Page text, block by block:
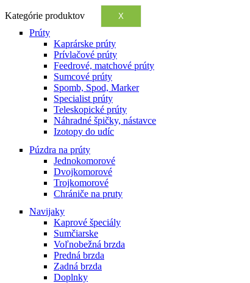
Kategórie produktov X
Prúty
Kaprárske prúty
Prívlačové prúty
Feedrové, matchové prúty
Sumcové prúty
Spomb, Spod, Marker
Specialist prúty
Teleskopické prúty
Náhradné špičky, nástavce
Izotopy do udíc
Púzdra na prúty
Jednokomorové
Dvojkomorové
Trojkomorové
Chrániče na pruty
Navijaky
Kaprové špeciály
Sumčiarske
Voľnobežná brzda
Predná brzda
Zadná brzda
Doplnky